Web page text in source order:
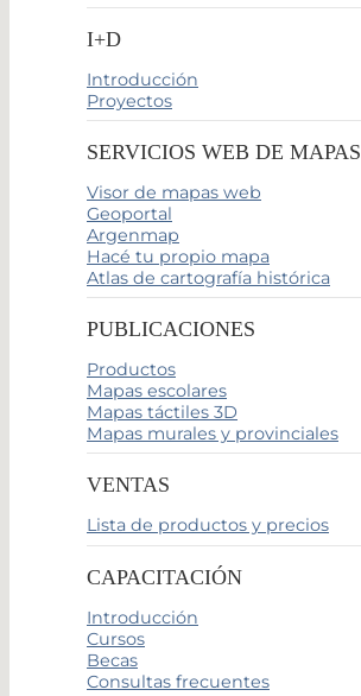
I+D
Introducción
Proyectos
SERVICIOS WEB DE MAPAS
Visor de mapas web
Geoportal
Argenmap
Hacé tu propio mapa
Atlas de cartografía histórica
PUBLICACIONES
Productos
Mapas escolares
Mapas táctiles 3D
Mapas murales y provinciales
VENTAS
Lista de productos y precios
CAPACITACIÓN
Introducción
Cursos
Becas
Consultas frecuentes